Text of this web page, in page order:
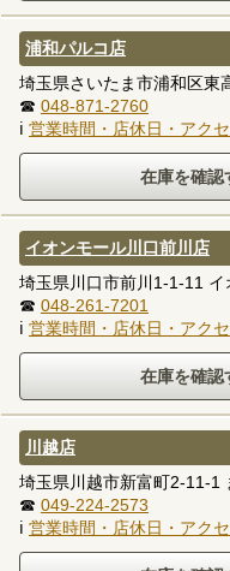
浦和パルコ店
埼玉県さいたま市浦和区東
☎ 048-871-2760
ℹ 営業時間・店休日・アク
イオンモール川口前川店
埼玉県川口市前川1-1-11
☎ 048-261-7201
ℹ 営業時間・店休日・アク
川越店
埼玉県川越市新富町2-11-1
☎ 049-224-2573
ℹ 営業時間・店休日・アク